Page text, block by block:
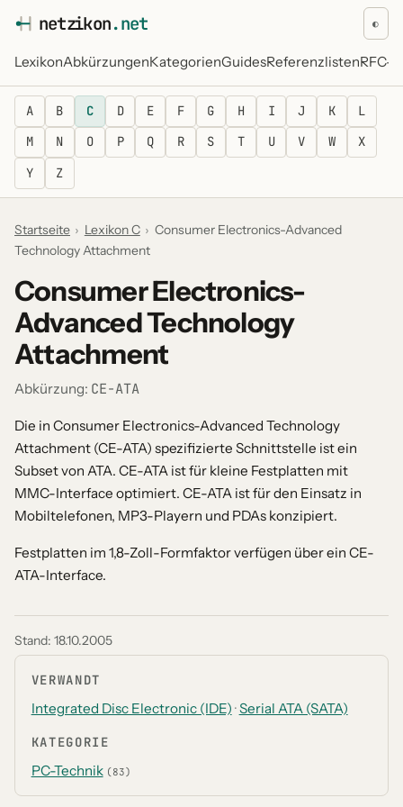
netzikon.net
LexikonAbkürzungenKategorienGuidesReferenzlistenRFC-
◐
A B C D E F G H I J K
L
M
N O P Q R S T U V W
X
Y
Z
Startseite › Lexikon C › Consumer Electronics-Advanced
Technology Attachment
Consumer Electronics-
Advanced Technology
Attachment
Abkürzung: CE-ATA
Die in Consumer Electronics-Advanced Technology
Attachment (CE-ATA) spezifizierte Schnittstelle ist ein
Subset von ATA. CE-ATA ist für kleine Festplatten mit
MMC-Interface optimiert. CE-ATA ist für den Einsatz in
Mobiltelefonen, MP3-Playern und PDAs konzipiert.
Festplatten im 1,8-Zoll-Formfaktor verfügen über ein CE-
ATA-Interface.
Stand: 18.10.2005
VERWANDT
Integrated Disc Electronic (IDE) ·Serial ATA (SATA)
KATEGORIE
PC-Technik (83)